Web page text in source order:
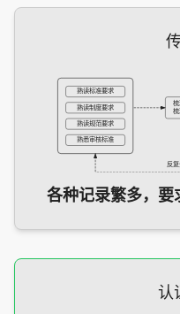
熟读标准要求
熟读制度要求
熟读规范要求
熟悉审核标准
梳
梳
反
各种记录繁多，要
认